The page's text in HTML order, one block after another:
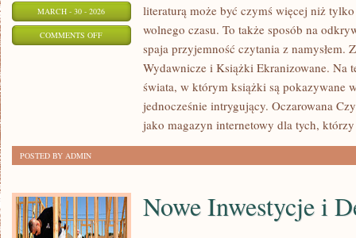
MARCH - 30 - 2026
COMMENTS OFFON
WYDAWNICZE
literaturą może być czymś więcej niż
wolnego czasu. To także sposób na
spaja przyjemność czytania z namysłem.
Wydawnicze i Książki Ekranizowane. Na
świata, w którym książki są pokazywane
jednocześnie intrygujący. Oczarowana
jako magazyn internetowy dla tych,
POSTED BY ADMIN
Nowe Inwestycje i